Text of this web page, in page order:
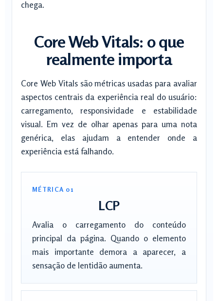
chega.
Core Web Vitals: o que
realmente importa
Core Web Vitals são métricas usadas para avaliar
aspectos centrais da experiência real do usuário:
carregamento, responsividade e estabilidade
visual. Em vez de olhar apenas para uma nota
genérica, elas ajudam a entender onde a
experiência está falhando.
MÉTRICA 01
LCP
Avalia o carregamento do conteúdo
principal da página. Quando o elemento
mais importante demora a aparecer, a
sensação de lentidão aumenta.